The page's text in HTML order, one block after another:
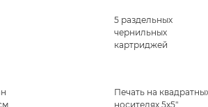
5 раздельных
чернильных
картриджей
Печать на
носителях 5x5"